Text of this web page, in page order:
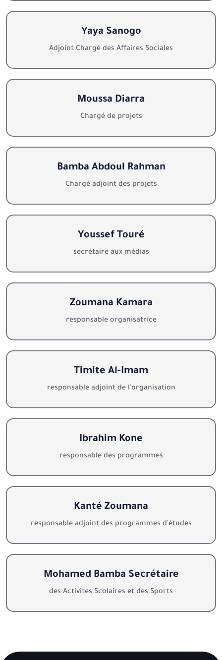
Yaya Sanogo
Adjoint Chargé des Affaires Sociales
Moussa Diarra
Chargé de projets
Bamba Abdoul Rahman
Chargé adjoint des projets
Youssef Touré
secrétaire aux médias
Zoumana Kamara
responsable organisatrice
Timite Al-Imam
responsable adjoint de l'organisation
Ibrahim Kone
responsable des programmes
Kanté Zoumana
responsable adjoint des programmes d'études
Mohamed Bamba Secrétaire
des Activités Scolaires et des Sports